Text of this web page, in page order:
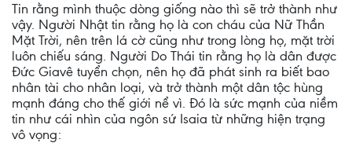
Tin rằng mình thuộc dòng giống nào thì sẽ trở thành như
vậy. Người Nhật tin rằng họ là con cháu của Nữ Thần
Mặt Trời, nên trên lá cờ cũng như trong lòng họ, mặt trời
luôn chiếu sáng. Người Do Thái tin rằng họ là dân được
Đức Giavê tuyển chọn, nên họ đã phát sinh ra biết bao
nhân tài cho nhân loại, và trở thành một dân tộc hùng
mạnh đáng cho thế giới nể vì. Đó là sức mạnh của niềm
tin như cái nhìn của ngôn sứ Isaia từ những hiện trạng
vô vọng: